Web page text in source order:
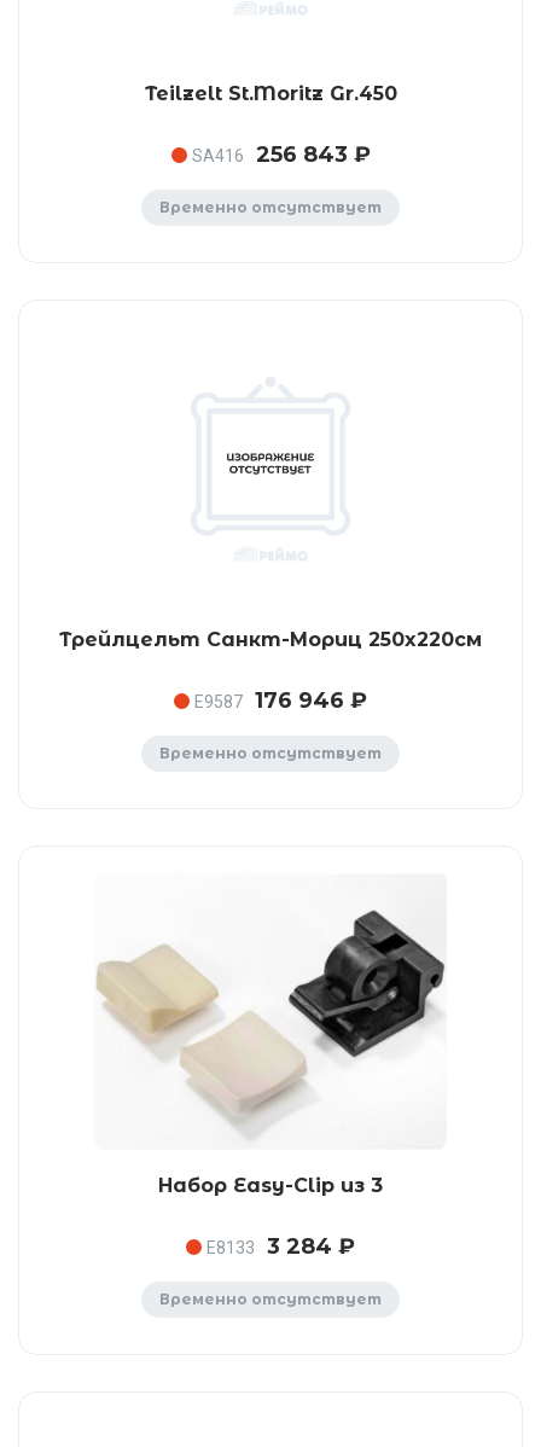
Teilzelt St.Moritz Gr.450
SA416 256 843 ₽
Временно отсутствует
Трейлцельт Санкт-Мориц 250x220см
E9587 176 946 ₽
Временно отсутствует
Набор Easy-Clip из 3
E8133 3 284 ₽
Временно отсутствует